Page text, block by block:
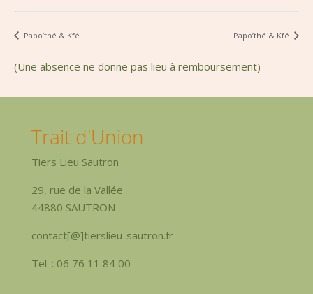
Papo’thé & Kfé Papo’thé & Kfé
(Une absence ne donne pas lieu à remboursement)
Trait d'Union
Tiers Lieu Sautron
29, rue de la Vallée
44880 SAUTRON
contact[@]tierslieu-sautron.fr
Tel. : 06 76 11 84 00